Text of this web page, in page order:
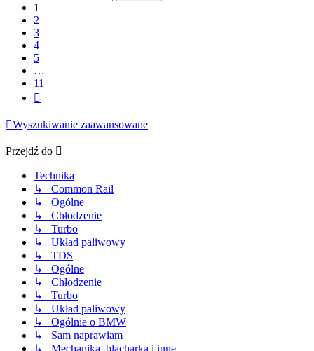
1
2
3
4
5
…
11
Wyszukiwanie zaawansowane
Przejdź do
Technika
↳ Common Rail
↳ Ogólne
↳ Chłodzenie
↳ Turbo
↳ Układ paliwowy
↳ TDS
↳ Ogólne
↳ Chłodzenie
↳ Turbo
↳ Układ paliwowy
↳ Ogólnie o BMW
↳ Sam naprawiam
↳ Mechanika, blacharka i inne